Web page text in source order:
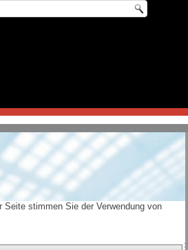
Seite stimmen Sie der Verwendung von